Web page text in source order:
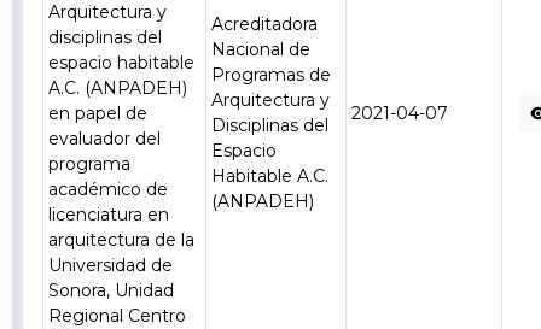
Arquitectura y
disciplinas del
espacio habitable
A.C. (ANPADEH)
en papel de
evaluador del
programa
académico de
licenciatura en
arquitectura de la
Universidad de
Sonora, Unidad
Regional Centro
Acreditadora
Nacional de
Programas de
Arquitectura y
Disciplinas del
Espacio
Habitable A.C.
(ANPADEH)
2021-04-07